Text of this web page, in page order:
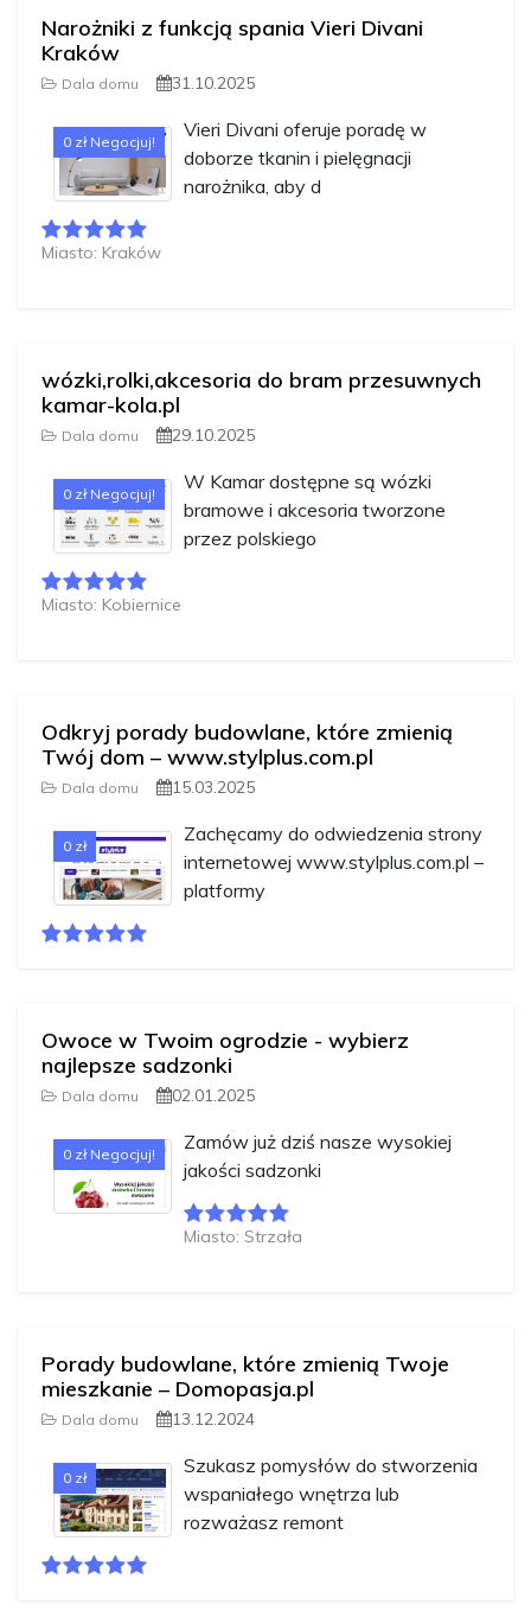
Narożniki z funkcją spania Vieri Divani
Kraków
Dala domu 31.10.2025
0 zł Negocjuj!
Vieri Divani oferuje poradę w
doborze tkanin i pielęgnacji
narożnika, aby d
Miasto: Kraków
wózki,rolki,akcesoria do bram przesuwnych
kamar-kola.pl
Dala domu 29.10.2025
0 zł Negocjuj!
W Kamar dostępne są wózki
bramowe i akcesoria tworzone
przez polskiego
Miasto: Kobiernice
Odkryj porady budowlane, które zmienią
Twój dom – www.stylplus.com.pl
Dala domu 15.03.2025
0 zł
Zachęcamy do odwiedzenia strony
internetowej www.stylplus.com.pl –
platformy
Owoce w Twoim ogrodzie - wybierz
najlepsze sadzonki
Dala domu 02.01.2025
0 zł Negocjuj!
Zamów już dziś nasze wysokiej
jakości sadzonki
Miasto: Strzała
Porady budowlane, które zmienią Twoje
mieszkanie – Domopasja.pl
Dala domu 13.12.2024
0 zł
Szukasz pomysłów do stworzenia
wspaniałego wnętrza lub
rozważasz remont